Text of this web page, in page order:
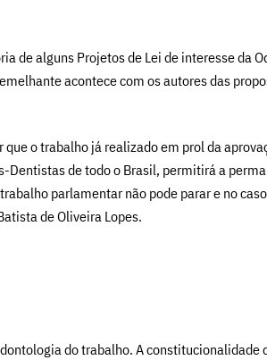
de alguns Projetos de Lei de interesse
acontece com os autores das
o trabalho já realizado em prol da
de todo o Brasil, permitirá a
parlamentar não pode parar e no
de Oliveira Lopes.
do trabalho. A